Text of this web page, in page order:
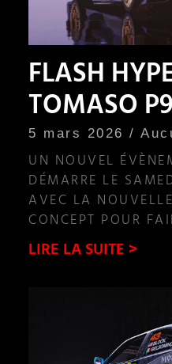
FLASH
TOMASO
5 mars 2026
UN NOUVEL
DÉMARRE LE
AVEC LA
CONCEPT POUR
LIRE LA SUITE >